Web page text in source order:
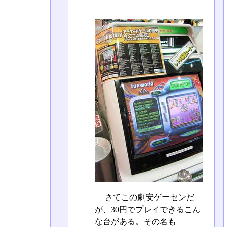
さてこの劇安ゲーセンだ
が、30円でプレイできるこん
な台がある。その名も